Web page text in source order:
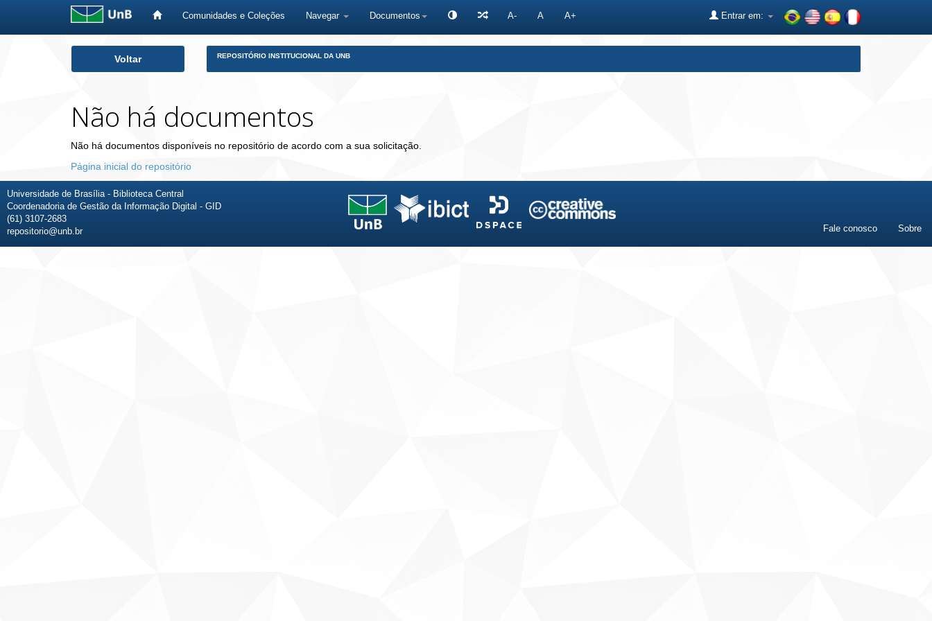
Comunidades e Coleções Navegar Documentos A- A A+ Entrar em:
Voltar REPOSITÓRIO INSTITUCIONAL DA UNB
Não há documentos
Não há documentos disponíveis no repositório de acordo com a sua solicitação.
Página inicial do repositório
Universidade de Brasília - Biblioteca Central
Coordenadoria de Gestão da Informação Digital - GID
(61) 3107-2683
repositorio@unb.br
Fale conosco Sobre